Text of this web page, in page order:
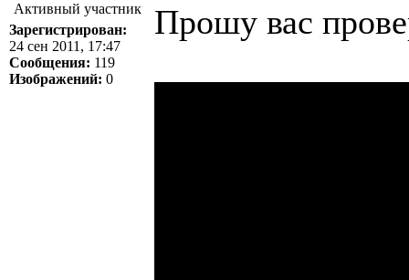
Активный участник
Зарегистрирован:
24 сен 2011, 17:47
Сообщения: 119
Изображений: 0
Прошу вас